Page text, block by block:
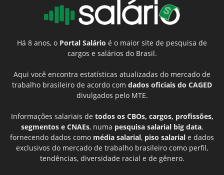
Há 8 anos, o Portal Salário é o maior site de pesquisa de
cargos e salários do Brasil.
Aqui você encontra estatísticas atualizadas do mercado de
trabalho brasileiro de acordo com dados oficiais do CAGED
divulgados pelo MTE.
Informações salariais de todos os CBOs, cargos, profissões,
segmentos e CNAEs, numa pesquisa salarial big data,
fornecendo dados como média salarial, piso salarial e dados
exclusivos do mercado de trabalho brasileiro como perfil,
tendências, diversidade racial e de gênero.